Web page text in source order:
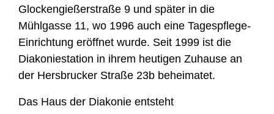
Glockengießerstraße 9 und später in die
Mühlgasse 11, wo 1996 auch eine Tagespflege-
Einrichtung eröffnet wurde. Seit 1999 ist die
Diakoniestation in ihrem heutigen Zuhause an
der Hersbrucker Straße 23b beheimatet.
Das Haus der Diakonie entsteht